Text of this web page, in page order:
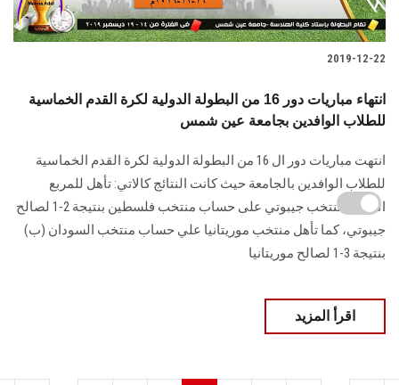
2019-12-22
انتهاء مباريات دور 16 من البطولة الدولية لكرة القدم الخماسية
للطلاب الوافدين بجامعة عين شمس
انتهت مباريات دور ال 16 من البطولة الدولية لكرة القدم الخماسية
للطلاب الوافدين بالجامعة حيث كانت النتائج كالاتي: تأهل للمربع
الذهبي منتخب جيبوتي على حساب منتخب فلسطين بنتيجة 2-1 لصالح
جيبوتي، كما تأهل منتخب موريتانيا علي حساب منتخب السودان (ب)
بنتيجة 3-1 لصالح موريتانيا
اقرأ المزيد